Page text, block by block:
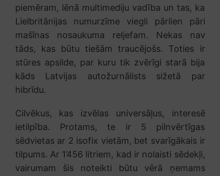
piemēram, lēnā multimediju vadība un tas, ka
Lielbritānijas numurzīme viegli pārlien pāri
mašīnas nosaukuma reljefam. Nekas nav
tāds, kas būtu tiešām traucējošs. Toties ir
stūres apsilde, par kuru tik zvērīgi starā bija
kāds Latvijas autožurnālists sižetā par
hibrīdu.
Cilvēkus, kas izvēlas universāļus, interesē
ietilpība. Protams, te ir 5 pilnvērtīgas
sēdvietas ar 2 isofix vietām, bet svarīgākais ir
tilpums. Ar 1’456 litriem, kad ir nolaisti sēdekļi,
vairumam šis noteikti būtu vērā ņemams